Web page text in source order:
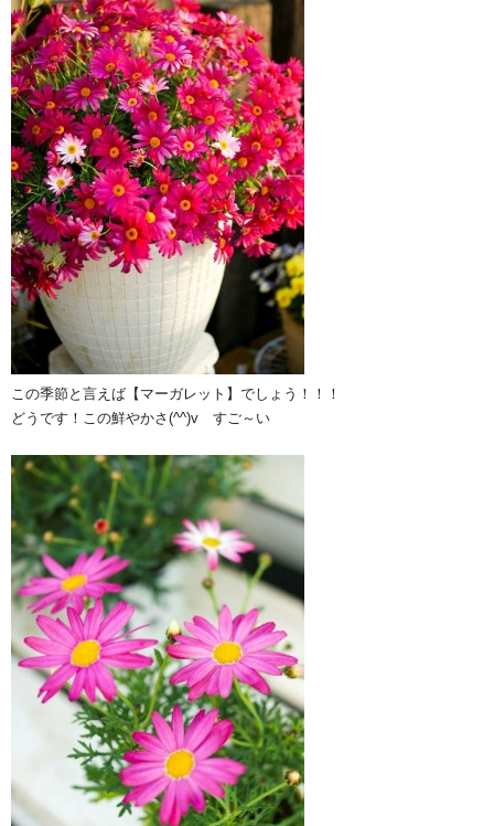
この季節と言えば【マーガレット】でしょう！！！
どうです！この鮮やかさ(^^)v すご～い